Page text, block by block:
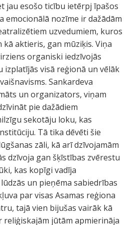
jau esošo ticību ietērpj īpašos
emocionālā nozīme ir dažādām
uzvedumiem, kuros
aktieris, gan mūziķis. Viņa
organiski iedzīvojās
izplatījās visā reģionā un vēlāk
Sankardeva
un organizators, viņam
pie dažādiem
sekotāju loku, kas
Tā tika dēvēti šie
zāli, kā arī dzīvojamām
dzīvoja gan šķīstības zvērestu
kas kopīgi vadīja
un pieņēma sabiedrības
par visas Asamas reģiona
tajā vien bijušas vairāk kā
reliģiskajām jūtām apmierināja